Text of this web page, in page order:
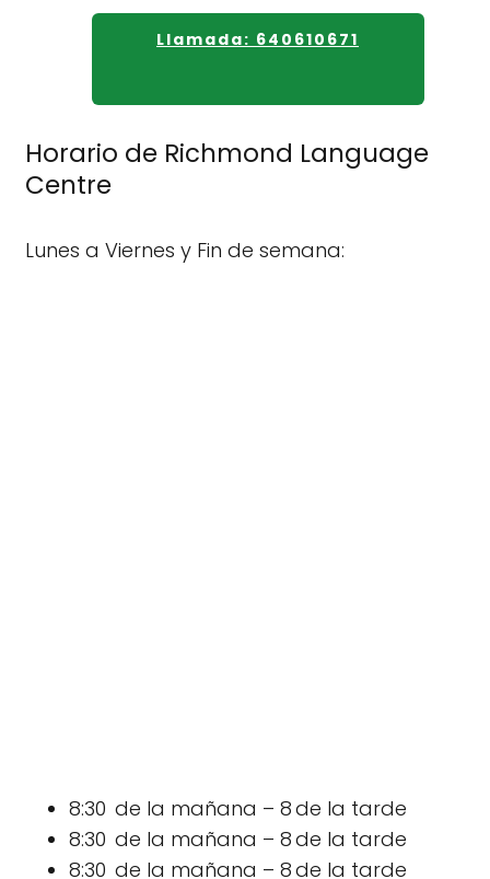
Llamada: 640610671
Horario de Richmond Language
Centre
Lunes a Viernes y Fin de semana:
8:30 de la mañana – 8 de la tarde
8:30 de la mañana – 8 de la tarde
8:30 de la mañana – 8 de la tarde